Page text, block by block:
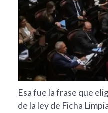
Esa fue la frase que
de la ley de Ficha